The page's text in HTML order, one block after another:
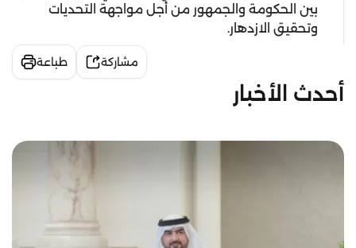
بين الحكومة والجمهور من أجل مواجهة التحديات
وتحقيق الازدهار.
مشاركة طباعة
أحدث الأخبار